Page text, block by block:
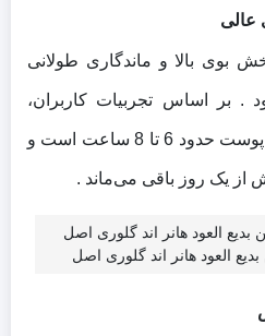
عالی
بوی بالا و ماندگاری طولانی‌
. بر اساس تجربیات کاربران،
ماندگاری آن بر روی پوست حدود 6 تا 8 ساعت است و
از یک روز باقی می‌ماند .
العود هانر اند گلوری اصل